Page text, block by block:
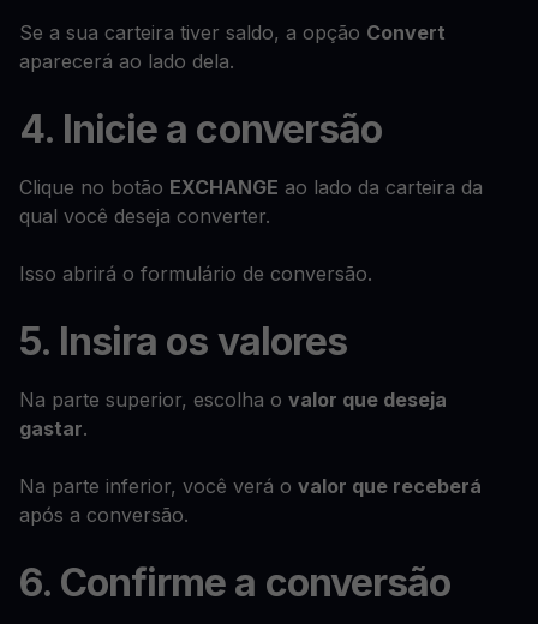
Se a sua carteira tiver saldo, a opção Convert
aparecerá ao lado dela.
4. Inicie a conversão
Clique no botão EXCHANGE ao lado da carteira da
qual você deseja converter.
Isso abrirá o formulário de conversão.
5. Insira os valores
Na parte superior, escolha o valor que deseja
gastar.
Na parte inferior, você verá o valor que receberá
após a conversão.
6. Confirme a conversão